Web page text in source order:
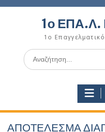
1ο ΕΠΑ.Λ.
1ο
Search
for:
ΑΠΟΤΕΛΕΣΜΑ